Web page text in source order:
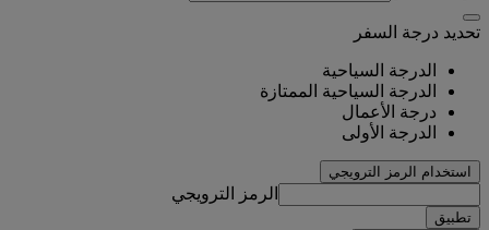
تحديد درجة السفر
الدرجة السياحية
الدرجة السياحية الممتازة
درجة الأعمال
الدرجة الأولى
استخدام الرمز الترويجي
الرمز الترويجي
تطبيق